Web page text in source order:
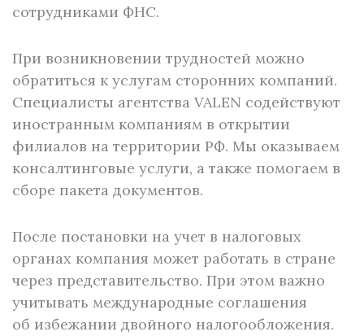
сотрудниками ФНС.
При возникновении трудностей можно
обратиться к услугам сторонних компаний.
Специалисты агентства VALEN содействуют
иностранным компаниям в открытии
филиалов на территории РФ. Мы оказываем
консалтинговые услуги, а также помогаем в
сборе пакета документов.
После постановки на учет в налоговых
органах компания может работать в стране
через представительство. При этом важно
учитывать международные соглашения
об избежании двойного налогообложения.